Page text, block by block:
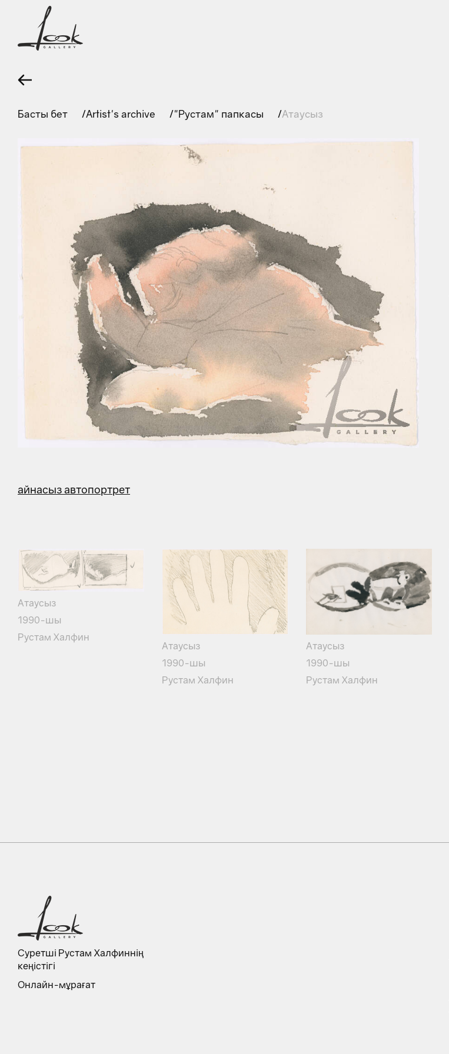
Басты бет Artist's archive "Рустам" папкасы Атаусыз
айнасыз автопортрет
Атаусыз
1990-шы
Рустам Халфин
Атаусыз
1990-шы
Рустам Халфин
Атаусыз
1990-шы
Рустам Халфин
Суретші Рустам Халфиннің
кеңістігі
Онлайн-мұрағат